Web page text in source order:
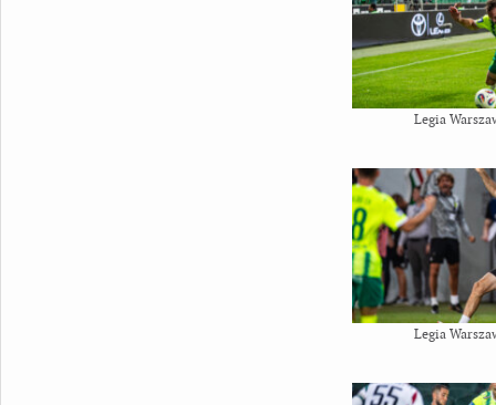
Legia
Legia